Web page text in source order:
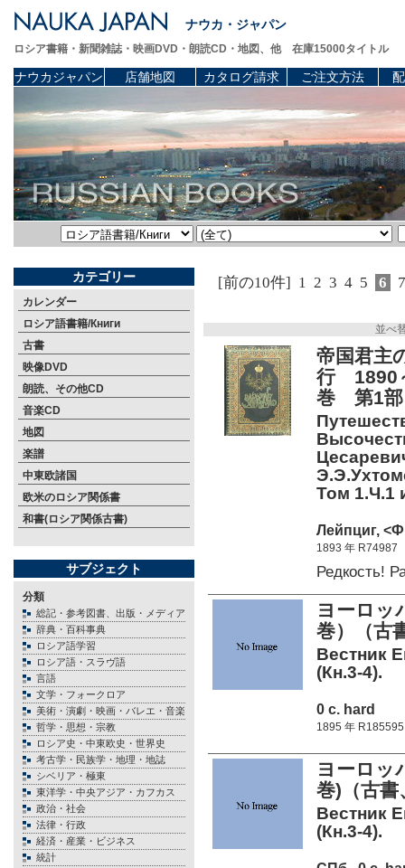
ナウカ・ジャパン
ロシア書籍・新聞雑誌・映画DVD・朗読CD・地図、他 在庫15000タイトル
ナウカジャパン 店舗地図 カタログ請求 ご注文方法
カテゴリー
カレンダー
ロシア語書籍/Книги
古書
映像DVD
朗読、その他CD
音楽CD
地図
楽譜
中東欧諸国
欧米のロシア関係書
和書(ロシア関係古書)
サブジェクト
分類
総記・参考図書、出版・メディア
辞典・百科事典
ロシア語学習
ロシア語・スラヴ語
言語
文学・フォークロア
美術・演劇・映画・バレエ・音楽
哲学・思想・宗教
ロシア史・中東欧史・世界史
考古学・民族学・地理・地誌
シベリア・極東
東洋学・中央アジア・カフカス
政治・社会
法律・行政
経済・産業・ビジネス
統計
[前の10件] 1 2 3 4 5 6 7
並べ
帝国君主
行 1890
巻 第1部
Том 1.Ч.1
Лейпциг,
1893 年 R74987
Редкость!
ヨーロッ
巻）（古
Вестник
(Кн.3-4).
0 c. hard
1895 年 R185595
ヨーロッ
巻)（古書
Вестник
(Кн.3-4).